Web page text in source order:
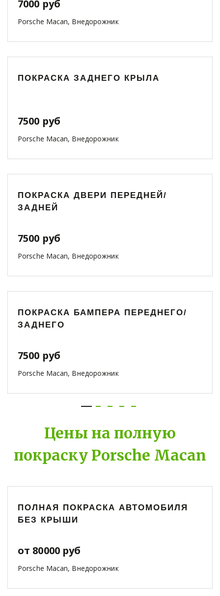
7000 руб
Porsche Macan, Внедорожник
ПОКРАСКА ЗАДНЕГО КРЫЛА
7500 руб
Porsche Macan, Внедорожник
ПОКРАСКА ДВЕРИ ПЕРЕДНЕЙ/
ЗАДНЕЙ
7500 руб
Porsche Macan, Внедорожник
ПОКРАСКА БАМПЕРА ПЕРЕДНЕГО/
ЗАДНЕГО
7500 руб
Porsche Macan, Внедорожник
Цены на полную
покраску Porsche Macan
ПОЛНАЯ ПОКРАСКА АВТОМОБИЛЯ
БЕЗ КРЫШИ
от 80000 руб
Porsche Macan, Внедорожник